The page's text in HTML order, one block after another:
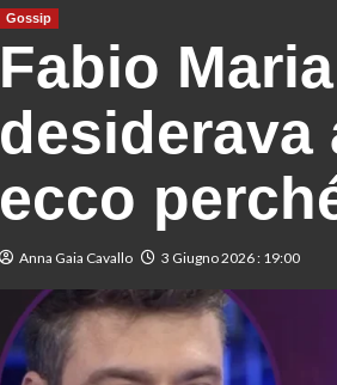
Gossip
Fabio
desiderava
ecco
Anna Gaia Cavallo 3 Giugno 2026 : 19:00